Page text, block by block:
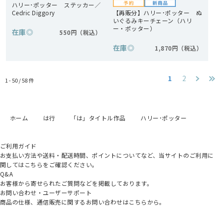
ハリー･ポッター ステッカー／
Cedric Diggory
在庫◎ 550円
【再販分】ハリー･ポッター ぬ
いぐるみキーチェーン（ハリ
ー・ポッター）
在庫◎ 1,870円
1 - 50 /58件 1 2
ホーム は行 「は」タイトル作品 ハリー･ポッター
ご利用ガイド
お支払い方法や送料・配送時間、ポイントについてなど、当サイトのご利用に
関してはこちらをご確認ください。
Q&A
お客様から寄せられたご質問などを掲載しております。
お問い合わせ・ユーザーサポート
商品の仕様、通信販売に関するお問い合わせはこちらから。